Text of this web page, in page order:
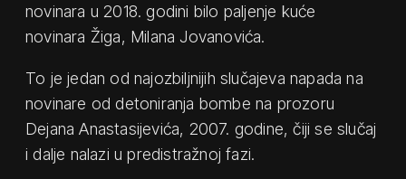
novinara u 2018. godini bilo paljenje kuće
novinara Žiga, Milana Jovanovića.
To je jedan od najozbiljnijih slučajeva napada na
novinare od detoniranja bombe na prozoru
Dejana Anastasijevića, 2007. godine, čiji se slučaj
i dalje nalazi u predistražnoj fazi.